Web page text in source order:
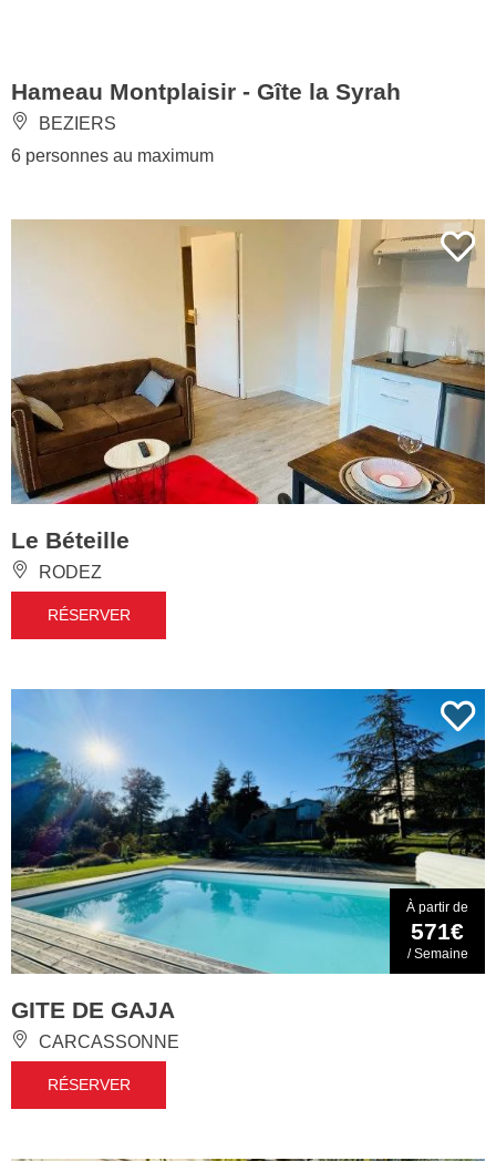
Hameau Montplaisir - Gîte la Syrah
BEZIERS
6 personnes au maximum
Le Béteille
RODEZ
RÉSERVER
À partir de
571€
/ Semaine
GITE DE GAJA
CARCASSONNE
RÉSERVER